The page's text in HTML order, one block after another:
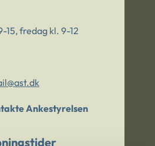
fredag kl. 9-12
Ankestyrelsen